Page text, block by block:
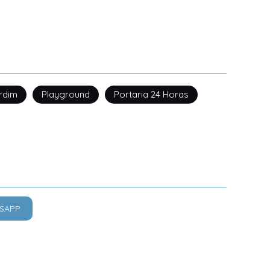
Playground Portaria 24 Horas